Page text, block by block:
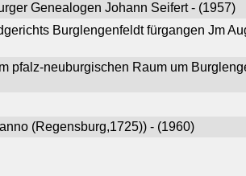
Genealogen Johann Seifert - (1957)
Burglengenfeldt fürgangen Jm
pfalz-neuburgischen Raum um
(Regensburg,1725)) - (1960)